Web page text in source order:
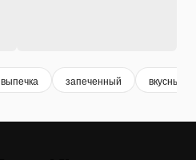
выпечка запеченный вкусные